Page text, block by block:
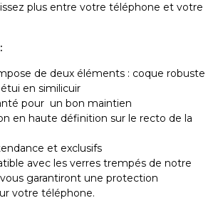
plus entre votre téléphone et votre
de deux éléments : coque robuste
en similicuir
pour un bon maintien
en haute définition sur le recto de la
et exclusifs
avec les verres trempés de notre
garantiront une protection
votre téléphone.